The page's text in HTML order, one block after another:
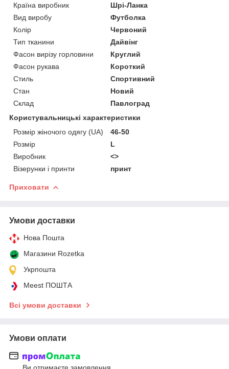
Країна виробник
Шрі-Ланка
Вид виробу
Футболка
Колір
Червоний
Тип тканини
Дайвінг
Фасон вирізу горловини
Круглий
Фасон рукава
Короткий
Стиль
Спортивний
Стан
Новий
Склад
Павлоград
Користувальницькі характеристики
Розмір жіночого одягу (UA)
46-50
Розмір
L
Виробник
<>
Візерунки і принти
принт
Приховати
Умови доставки
Нова Пошта
Магазини Rozetka
Укрпошта
Meest ПОШТА
Всі умови доставки
Умови оплати